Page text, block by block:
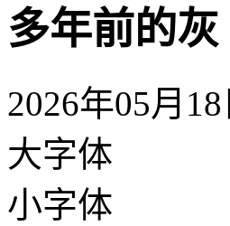
多年前的灰
2026年05月
大字体
小字体